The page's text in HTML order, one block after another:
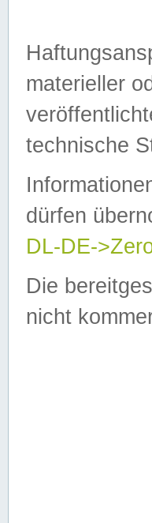
materieller
technische
dürfen
DL-DE-
Die
nicht